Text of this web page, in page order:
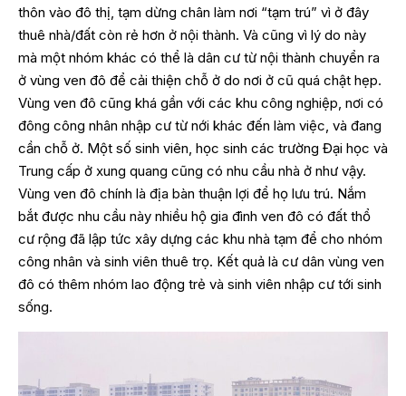
thôn vào đô thị, tạm dừng chân làm nơi “tạm trú” vì ở đây
thuê nhà/đất còn rẻ hơn ở nội thành. Và cũng vì lý do này
mà một nhóm khác có thể là dân cư từ nội thành chuyển ra
ở vùng ven đô để cải thiện chỗ ở do nơi ở cũ quá chật hẹp.
Vùng ven đô cũng khá gần với các khu công nghiệp, nơi có
đông công nhân nhập cư từ nới khác đến làm việc, và đang
cần chỗ ở. Một số sinh viên, học sinh các trường Đại học và
Trung cấp ở xung quang cũng có nhu cầu nhà ở như vậy.
Vùng ven đô chính là địa bàn thuận lợi để họ lưu trú. Nắm
bắt được nhu cầu này nhiều hộ gia đình ven đô có đất thổ
cư rộng đã lập tức xây dựng các khu nhà tạm để cho nhóm
công nhân và sinh viên thuê trọ. Kết quả là cư dân vùng ven
đô có thêm nhóm lao động trẻ và sinh viên nhập cư tới sinh
sống.